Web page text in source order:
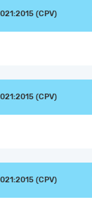
(CPV)
(CPV)
(CPV)